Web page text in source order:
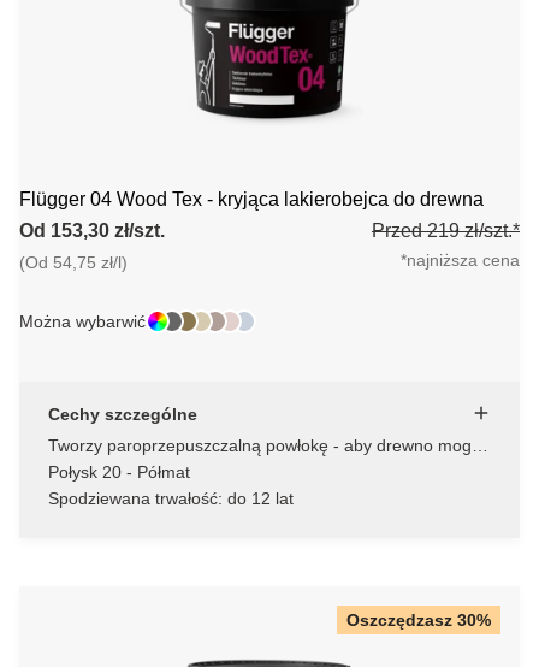
Flügger 04 Wood Tex - kryjąca lakierobejca do drewna
Od 153,30 zł/szt.
(Od 54,75 zł/l)
Przed 219 zł/szt.*
*najniższa cena
Można wybarwić
Cechy szczególne
Tworzy paroprzepuszczalną powłokę - aby drewno mogło
oddychać
Połysk 20 - Półmat
Spodziewana trwałość: do 12 lat
Oszczędzasz 30%